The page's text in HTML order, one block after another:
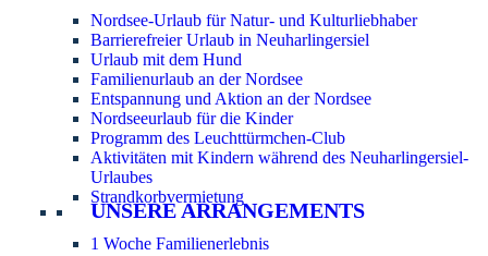
Nordsee-Urlaub für Natur- und Kulturliebhaber
Barrierefreier Urlaub in Neuharlingersiel
Urlaub mit dem Hund
Familienurlaub an der Nordsee
Entspannung und Aktion an der Nordsee
Nordseeurlaub für die Kinder
Programm des Leuchttürmchen-Club
Aktivitäten mit Kindern während des Neuharlingersiel-
Urlaubes
Strandkorbvermietung
UNSERE ARRANGEMENTS
1 Woche Familienerlebnis